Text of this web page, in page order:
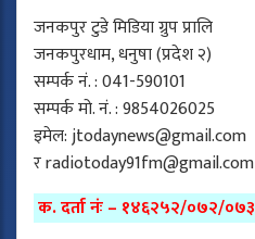
जनकपुर टुडे मिडिया ग्रुप प्रालि
जनकपुरधाम, धनुषा (प्रदेश २)
सम्पर्क नं. : 041-590101
सम्पर्क मो. नं. : 9854026025
इमेल:jtodaynews@gmail.com
रradiotoday91fm@gmail.com
क. दर्ता नंः – १४६२५२/०७२/०७३